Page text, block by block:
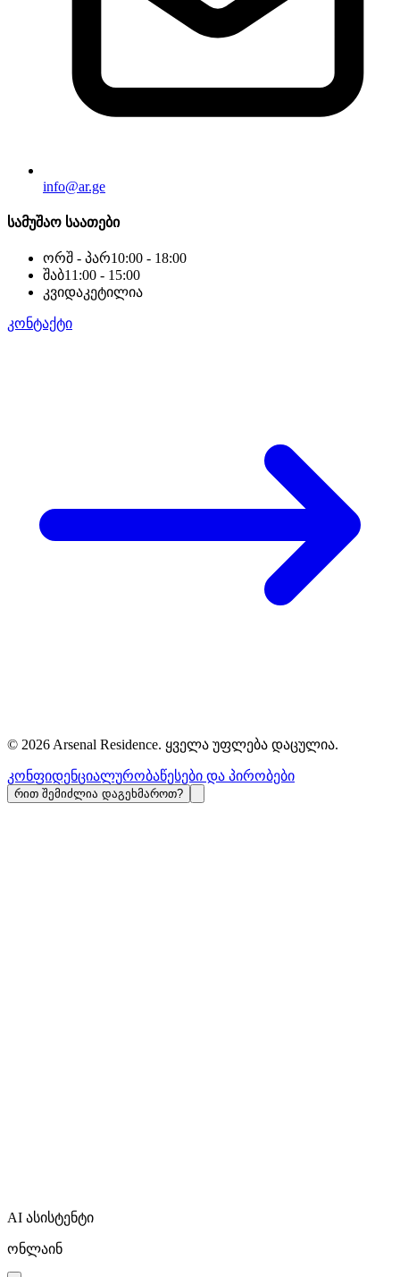
info@ar.ge
სამუშაო საათები
ორშ - პარ10:00 - 18:00
შაბ11:00 - 15:00
კვიდაკეტილია
კონტაქტი
© 2026 Arsenal Residence. ყველა უფლება დაცულია.
კონფიდენციალურობაწესები და პირობები
რით შემიძლია დაგეხმაროთ?
AI ასისტენტი
ონლაინ